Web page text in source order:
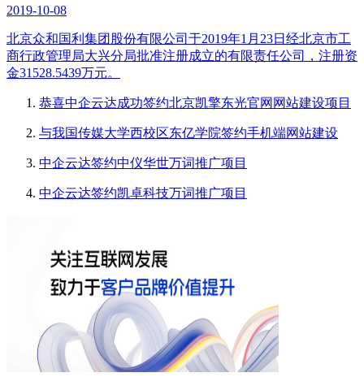
2019-10-08
北京众和国利集团股份有限公司于2019年1月23日经北京市工
商行政管理局大兴分局批准注册成立的有限责任公司，注册资
金31528.5439万元。
恭喜中企云达成功签约北京凯擎东光官网网站建设项目
与我国传媒大学西校区东亿学院签约手机端网站建设
中企云达签约中仪华世万词推广项目
中企云达签约凯卓科技万词推广项目